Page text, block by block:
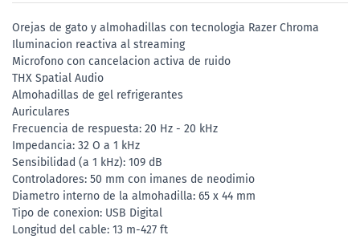
Orejas de gato y almohadillas con tecnologia Razer Chroma
Iluminacion reactiva al streaming
Microfono con cancelacion activa de ruido
THX Spatial Audio
Almohadillas de gel refrigerantes
Auriculares
Frecuencia de respuesta: 20 Hz - 20 kHz
Impedancia: 32 O a 1 kHz
Sensibilidad (a 1 kHz): 109 dB
Controladores: 50 mm con imanes de neodimio
Diametro interno de la almohadilla: 65 x 44 mm
Tipo de conexion: USB Digital
Longitud del cable: 13 m-427 ft